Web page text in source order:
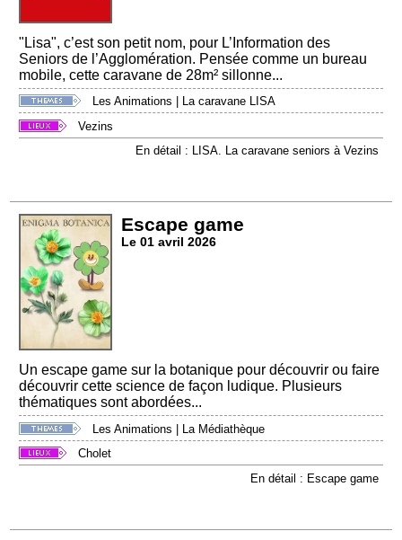
"Lisa", c’est son petit nom, pour L’Information des
Seniors de l’Agglomération. Pensée comme un bureau
mobile, cette caravane de 28m² sillonne...
Les Animations
La caravane LISA
Vezins
En détail : LISA. La caravane seniors à Vezins
Escape game
Le 01 avril 2026
Un escape game sur la botanique pour découvrir ou faire
découvrir cette science de façon ludique. Plusieurs
thématiques sont abordées...
Les Animations
La Médiathèque
Cholet
En détail : Escape game